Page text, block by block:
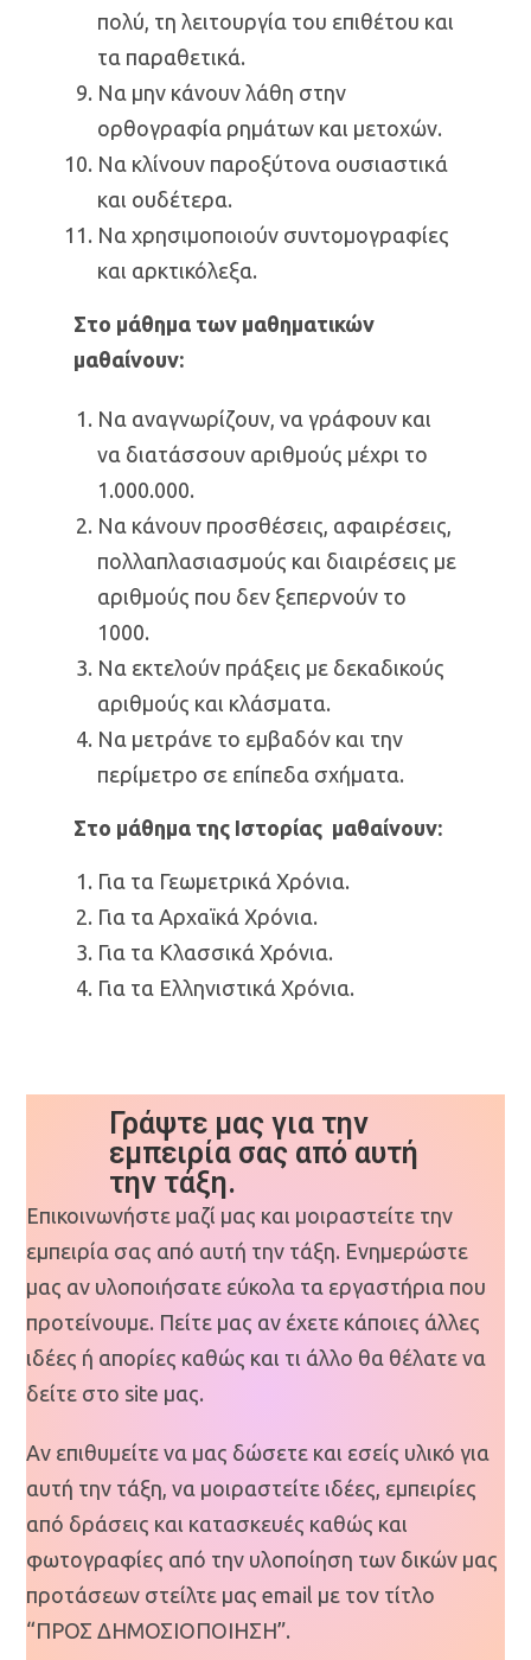
πολύ, τη λειτουργία του επιθέτου και
τα παραθετικά.
Να μην κάνουν λάθη στην
ορθογραφία ρημάτων και μετοχών.
Να κλίνουν παροξύτονα ουσιαστικά
και ουδέτερα.
Να χρησιμοποιούν συντομογραφίες
και αρκτικόλεξα.
Στο μάθημα των μαθηματικών
μαθαίνουν:
Να αναγνωρίζουν, να γράφουν και
να διατάσσουν αριθμούς μέχρι το
1.000.000.
Να κάνουν προσθέσεις, αφαιρέσεις,
πολλαπλασιασμούς και διαιρέσεις με
αριθμούς που δεν ξεπερνούν το
1000.
Να εκτελούν πράξεις με δεκαδικούς
αριθμούς και κλάσματα.
Να μετράνε το εμβαδόν και την
περίμετρο σε επίπεδα σχήματα.
Στο μάθημα της Ιστορίας μαθαίνουν:
Για τα Γεωμετρικά Χρόνια.
Για τα Αρχαϊκά Χρόνια.
Για τα Κλασσικά Χρόνια.
Για τα Ελληνιστικά Χρόνια.
Γράψτε μας για την
εμπειρία σας από αυτή
την τάξη.
Επικοινωνήστε μαζί μας και μοιραστείτε την
εμπειρία σας από αυτή την τάξη. Ενημερώστε
μας αν υλοποιήσατε εύκολα τα εργαστήρια που
προτείνουμε. Πείτε μας αν έχετε κάποιες άλλες
ιδέες ή απορίες καθώς και τι άλλο θα θέλατε να
δείτε στο site μας.
Αν επιθυμείτε να μας δώσετε και εσείς υλικό για
αυτή την τάξη, να μοιραστείτε ιδέες, εμπειρίες
από δράσεις και κατασκευές καθώς και
φωτογραφίες από την υλοποίηση των δικών μας
προτάσεων στείλτε μας email με τον τίτλο
“ΠΡΟΣ ΔΗΜΟΣΙΟΠΟΙΗΣΗ”.